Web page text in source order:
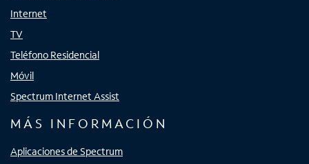
Internet
TV
Teléfono Residencial
Móvil
Spectrum Internet Assist
MÁS INFORMACIÓN
Aplicaciones de Spectrum